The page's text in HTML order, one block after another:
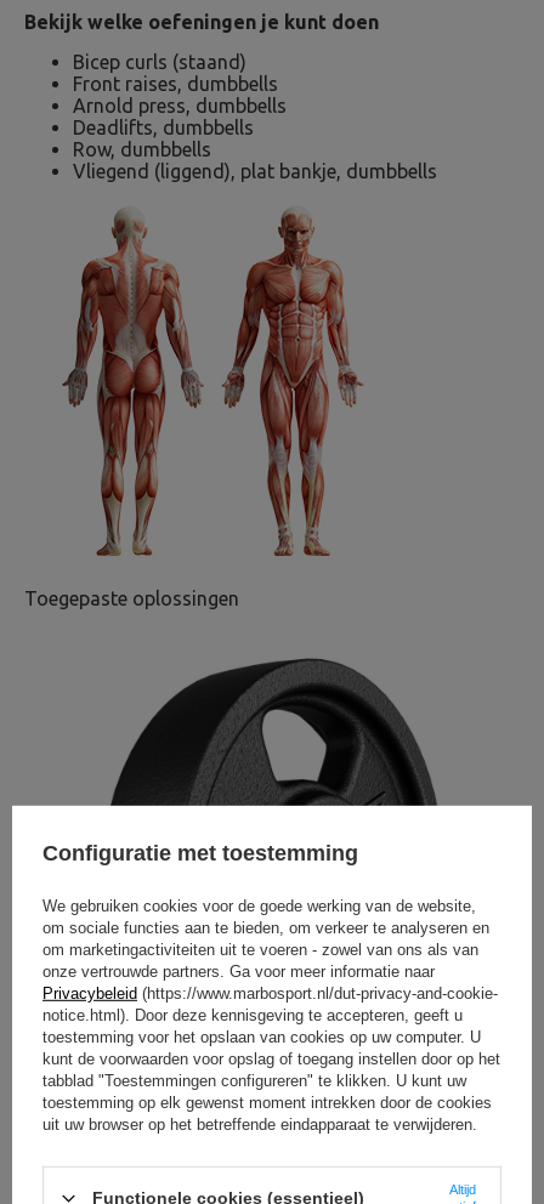
Bekijk welke oefeningen je kunt doen
Bicep curls (staand)
Front raises, dumbbells
Arnold press, dumbbells
Deadlifts, dumbbells
Row, dumbbells
Vliegend (liggend), plat bankje, dumbbells
Toegepaste oplossingen
Onze halterschijven hebben comfortabele handgrepen
Configuratie met toestemming
We gebruiken cookies voor de goede werking van de website,
om sociale functies aan te bieden, om verkeer te analyseren en
om marketingactiviteiten uit te voeren - zowel van ons als van
onze vertrouwde partners. Ga voor meer informatie naar
Privacybeleid (https://www.marbosport.nl/dut-privacy-and-cookie-
notice.html). Door deze kennisgeving te accepteren, geeft u
toestemming voor het opslaan van cookies op uw computer. U
kunt de voorwaarden voor opslag of toegang instellen door op het
tabblad "Toestemmingen configureren" te klikken. U kunt uw
toestemming op elk gewenst moment intrekken door de cookies
uit uw browser op het betreffende eindapparaat te verwijderen.
Functionele cookies (essentieel)
Altijd